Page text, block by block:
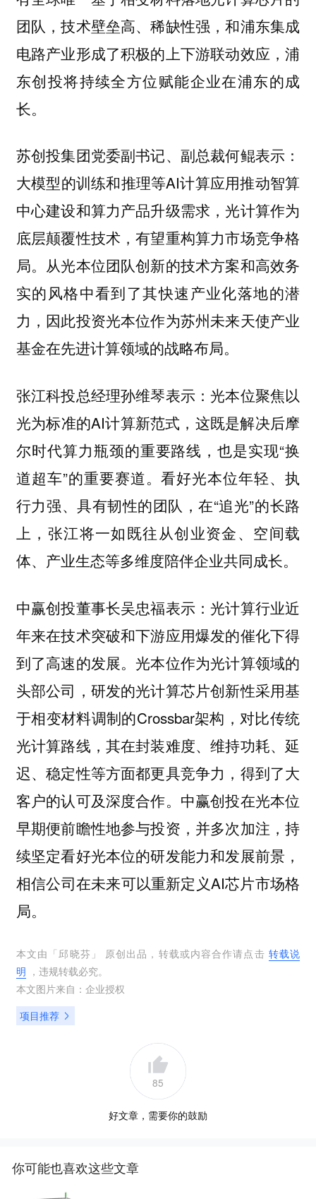
团队，技术壁垒高、稀缺性强，和浦东集成
电路产业形成了积极的上下游联动效应，浦
东创投将持续全方位赋能企业在浦东的成
长。
苏创投集团党委副书记、副总裁何鲲表示：
大模型的训练和推理等AI计算应用推动智算
中心建设和算力产品升级需求，光计算作为
底层颠覆性技术，有望重构算力市场竞争格
局。从光本位团队创新的技术方案和高效务
实的风格中看到了其快速产业化落地的潜
力，因此投资光本位作为苏州未来天使产业
基金在先进计算领域的战略布局。
张江科投总经理孙维琴表示：光本位聚焦以
光为标准的AI计算新范式，这既是解决后摩
尔时代算力瓶颈的重要路线，也是实现“换
道超车”的重要赛道。看好光本位年轻、执
行力强、具有韧性的团队，在“追光”的长路
上，张江将一如既往从创业资金、空间载
体、产业生态等多维度陪伴企业共同成长。
中赢创投董事长吴忠福表示：光计算行业近
年来在技术突破和下游应用爆发的催化下得
到了高速的发展。光本位作为光计算领域的
头部公司，研发的光计算芯片创新性采用基
于相变材料调制的Crossbar架构，对比传统
光计算路线，其在封装难度、维持功耗、延
迟、稳定性等方面都更具竞争力，得到了大
客户的认可及深度合作。中赢创投在光本位
早期便前瞻性地参与投资，并多次加注，持
续坚定看好光本位的研发能力和发展前景，
相信公司在未来可以重新定义AI芯片市场格
局。
本文由「邱晓芬 」 原创出品，转载或内容合作请点击 转载说
明 ，违规转载必究。
本文图片来自： 企业授权
项目推荐
85
好文章，需要你的鼓励
你可能也喜欢这些文章